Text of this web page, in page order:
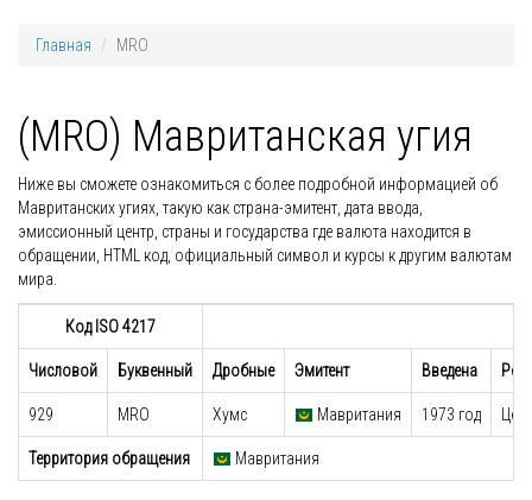
Главная MRO
(MRO) Мавританская угия
Ниже вы сможете ознакомиться с более подробной информацией об
Мавританских угиях, такую как страна-эмитент, дата ввода,
эмиссионный центр, страны и государства где валюта находится в
обращении, HTML код, официальный символ и курсы к другим валютам
мира.
Код ISO 4217
Числовой Буквенный Дробные Эмитент Введена
929 MRO Хумс Мавритания 1973 год
Территория обращения Мавритания